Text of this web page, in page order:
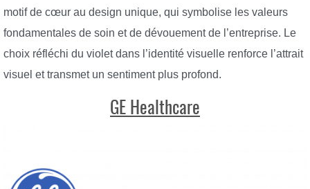
motif de cœur au design unique, qui symbolise les valeurs
fondamentales de soin et de dévouement de l’entreprise. Le
choix réfléchi du violet dans l’identité visuelle renforce l’attrait
visuel et transmet un sentiment plus profond.
GE Healthcare